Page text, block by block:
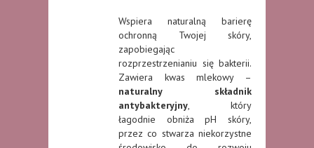
Wspiera naturalną barierę
ochronną Twojej skóry,
zapobiegając
rozprzestrzenianiu się bakterii.
Zawiera kwas mlekowy –
naturalny składnik
antybakteryjny, który
łagodnie obniża pH skóry,
przez co stwarza niekorzystne